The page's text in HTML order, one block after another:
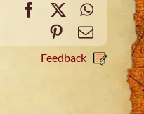
Facebook
X
Pinterest
Email
Feedback